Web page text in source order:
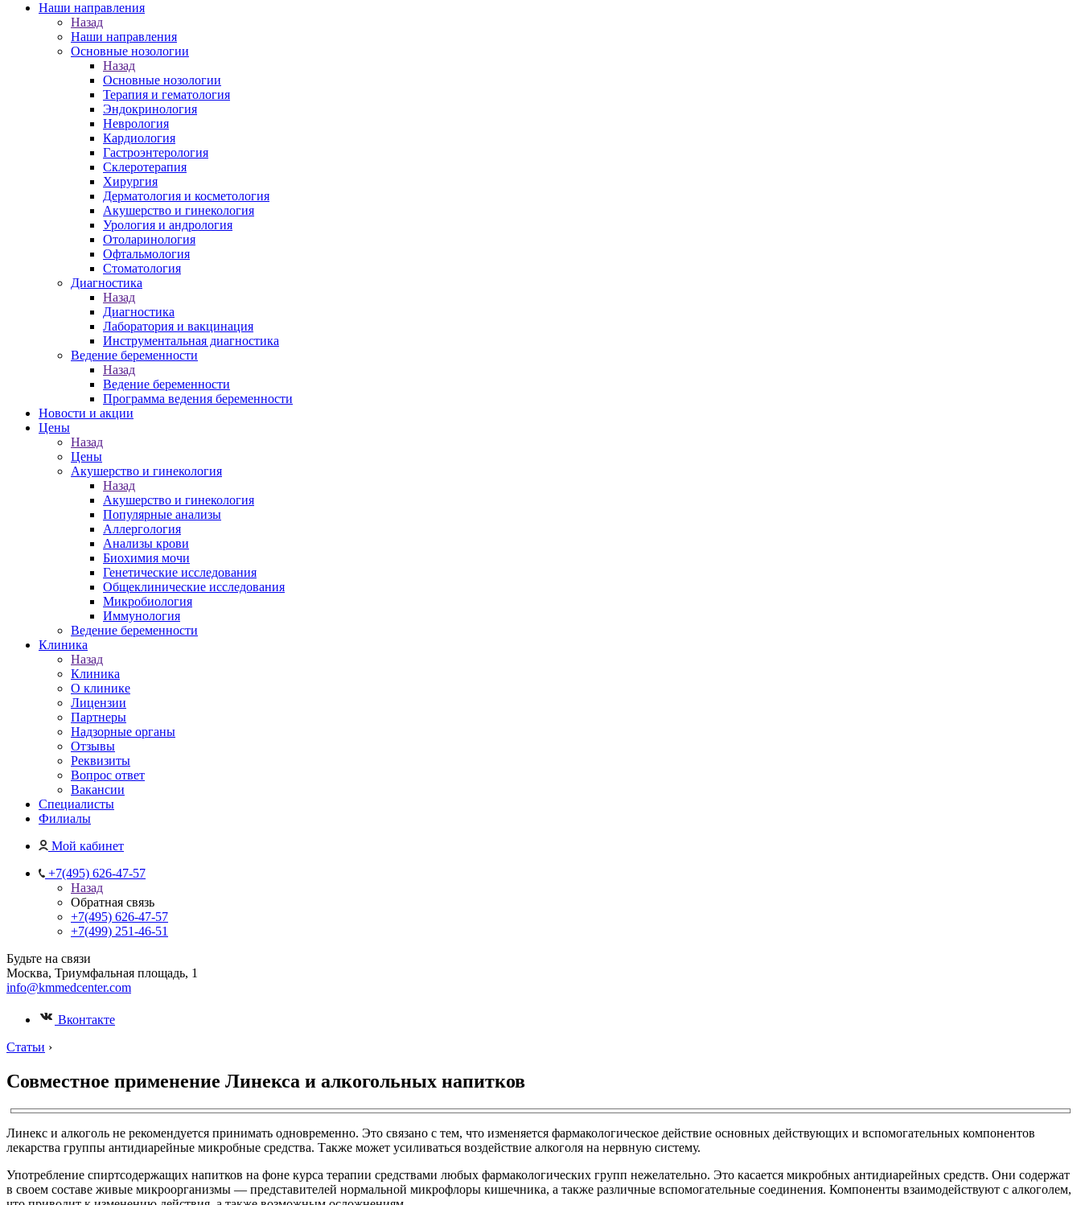
Наши направления
Назад
Наши направления
Основные нозологии
Назад
Основные нозологии
Терапия и гематология
Эндокринология
Неврология
Кардиология
Гастроэнтерология
Склеротерапия
Хирургия
Дерматология и косметология
Акушерство и гинекология
Урология и андрология
Отоларинология
Офтальмология
Стоматология
Диагностика
Назад
Диагностика
Лаборатория и вакцинация
Инструментальная диагностика
Ведение беременности
Назад
Ведение беременности
Программа ведения беременности
Новости и акции
Цены
Назад
Цены
Акушерство и гинекология
Назад
Акушерство и гинекология
Популярные анализы
Аллергология
Анализы крови
Биохимия мочи
Генетические исследования
Общеклинические исследования
Микробиология
Иммунология
Ведение беременности
Клиника
Назад
Клиника
О клинике
Лицензии
Партнеры
Надзорные органы
Отзывы
Реквизиты
Вопрос ответ
Вакансии
Специалисты
Филиалы
Мой кабинет
+7(495) 626-47-57
Назад
Обратная связь
+7(495) 626-47-57
+7(499) 251-46-51
Будьте на связи
Москва, Триумфальная площадь, 1
info@kmmedcenter.com
Вконтакте
Статьи ›
Совместное применение Линекса и алкогольных напитков
Линекс и алкоголь не рекомендуется принимать одновременно. Это связано с тем, что изменяется фармакологическое действие основных действующих и вспомогательных компонентов
лекарства группы антидиарейные микробные средства. Также может усиливаться воздействие алкоголя на нервную систему.
Употребление спиртсодержащих напитков на фоне курса терапии средствами любых фармакологических групп нежелательно. Это касается микробных антидиарейных средств. Они содержат
в своем составе живые микроорганизмы — представителей нормальной микрофлоры кишечника, а также различные вспомогательные соединения. Компоненты взаимодействуют с алкоголем,